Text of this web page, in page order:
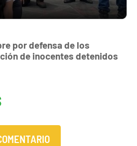
por defensa de los
de inocentes detenidos